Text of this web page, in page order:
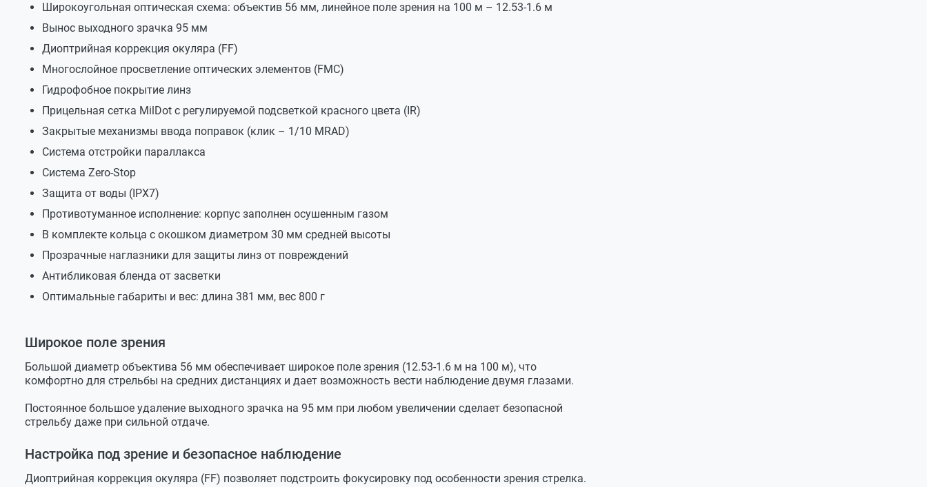
Широкоугольная оптическая схема: объектив 56 мм, линейное поле зрения на 100 м – 12.53-1.6 м
Вынос выходного зрачка 95 мм
Диоптрийная коррекция окуляра (FF)
Многослойное просветление оптических элементов (FMC)
Гидрофобное покрытие линз
Прицельная сетка MilDot с регулируемой подсветкой красного цвета (IR)
Закрытые механизмы ввода поправок (клик – 1/10 MRAD)
Система отстройки параллакса
Система Zero-Stop
Защита от воды (IPX7)
Противотуманное исполнение: корпус заполнен осушенным газом
В комплекте кольца с окошком диаметром 30 мм средней высоты
Прозрачные наглазники для защиты линз от повреждений
Антибликовая бленда от засветки
Оптимальные габариты и вес: длина 381 мм, вес 800 г
Широкое поле зрения
Большой диаметр объектива 56 мм обеспечивает широкое поле зрения (12.53-1.6 м на 100 м), что
комфортно для стрельбы на средних дистанциях и дает возможность вести наблюдение двумя глазами.
Постоянное большое удаление выходного зрачка на 95 мм при любом увеличении сделает безопасной
стрельбу даже при сильной отдаче.
Настройка под зрение и безопасное наблюдение
Диоптрийная коррекция окуляра (FF) позволяет подстроить фокусировку под особенности зрения стрелка.
Подсветка сетки
Питание подсветки
Класс защиты
Азотозаполнение есть
Дульная энергия для пневматики до 25 Дж
Дульная энергия для огнестрельного
гладкоствольного оружия
Дульная энергия для огнестрельного
нарезного оружия
Размер
Вес прицела 800 г
Размер упаковки
Вес с упаковкой 1,5 кг